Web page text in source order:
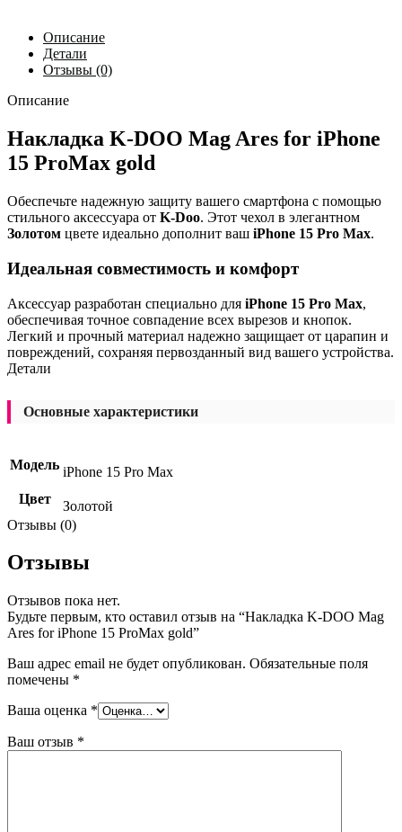
Описание
Детали
Отзывы (0)
Описание
Накладка K-DOO Mag Ares for iPhone
15 ProMax gold
Обеспечьте надежную защиту вашего смартфона с помощью
стильного аксессуара от K-Doo. Этот чехол в элегантном
Золотом цвете идеально дополнит ваш iPhone 15 Pro Max.
Идеальная совместимость и комфорт
Аксессуар разработан специально для iPhone 15 Pro Max,
обеспечивая точное совпадение всех вырезов и кнопок.
Легкий и прочный материал надежно защищает от царапин и
повреждений, сохраняя первозданный вид вашего устройства.
Детали
Основные характеристики
Модель iPhone 15 Pro Max
Цвет
Золотой
Отзывы (0)
Отзывы
Отзывов пока нет.
Будьте первым, кто оставил отзыв на “Накладка K-DOO Mag
Ares for iPhone 15 ProMax gold”
Ваш адрес email не будет опубликован. Обязательные поля
помечены *
Ваша оценка *
Ваш отзыв *